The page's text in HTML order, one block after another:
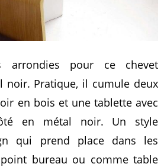
arrondies pour ce chevet
noir. Pratique, il cumule deux
en bois et une tablette avec
en métal noir. Un style
qui prend place dans les
bureau ou comme table